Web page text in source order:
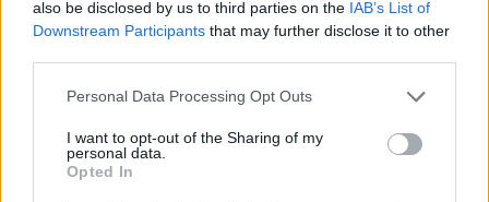
also be disclosed by us to third parties on the IAB’s List of
Downstream Participants that may further disclose it to other
Personal Data Processing Opt Outs
I want to opt-out of the Sharing of my
personal data.
Opted In